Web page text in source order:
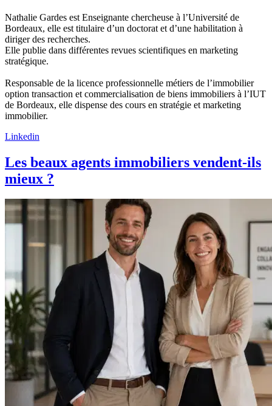
Nathalie Gardes est Enseignante chercheuse à l’Université de
Bordeaux, elle est titulaire d’un doctorat et d’une habilitation à
diriger des recherches.
Elle publie dans différentes revues scientifiques en marketing
stratégique.
Responsable de la licence professionnelle métiers de l’immobilier
option transaction et commercialisation de biens immobiliers à l’IUT
de Bordeaux, elle dispense des cours en stratégie et marketing
immobilier.
Linkedin
Les beaux agents immobiliers vendent-ils
mieux ?